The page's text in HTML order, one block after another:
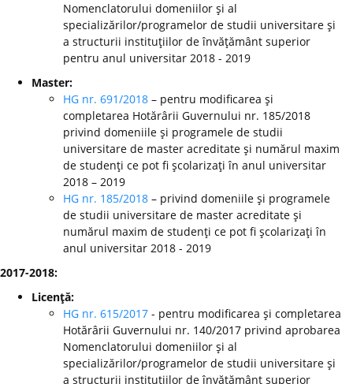
Nomenclatorului domeniilor şi al
specializărilor/programelor de studii universitare şi
a structurii instituţiilor de învăţământ superior
pentru anul universitar 2018 - 2019
Master:
HG nr. 691/2018 – pentru modificarea şi
completarea Hotărârii Guvernului nr. 185/2018
privind domeniile şi programele de studii
universitare de master acreditate şi numărul maxim
de studenţi ce pot fi şcolarizaţi în anul universitar
2018 – 2019
HG nr. 185/2018 – privind domeniile şi programele
de studii universitare de master acreditate şi
numărul maxim de studenţi ce pot fi şcolarizaţi în
anul universitar 2018 - 2019
2017-2018:
Licenţă:
HG nr. 615/2017 - pentru modificarea şi completarea
Hotărârii Guvernului nr. 140/2017 privind aprobarea
Nomenclatorului domeniilor şi al
specializărilor/programelor de studii universitare şi
a structurii instituţiilor de învăţământ superior